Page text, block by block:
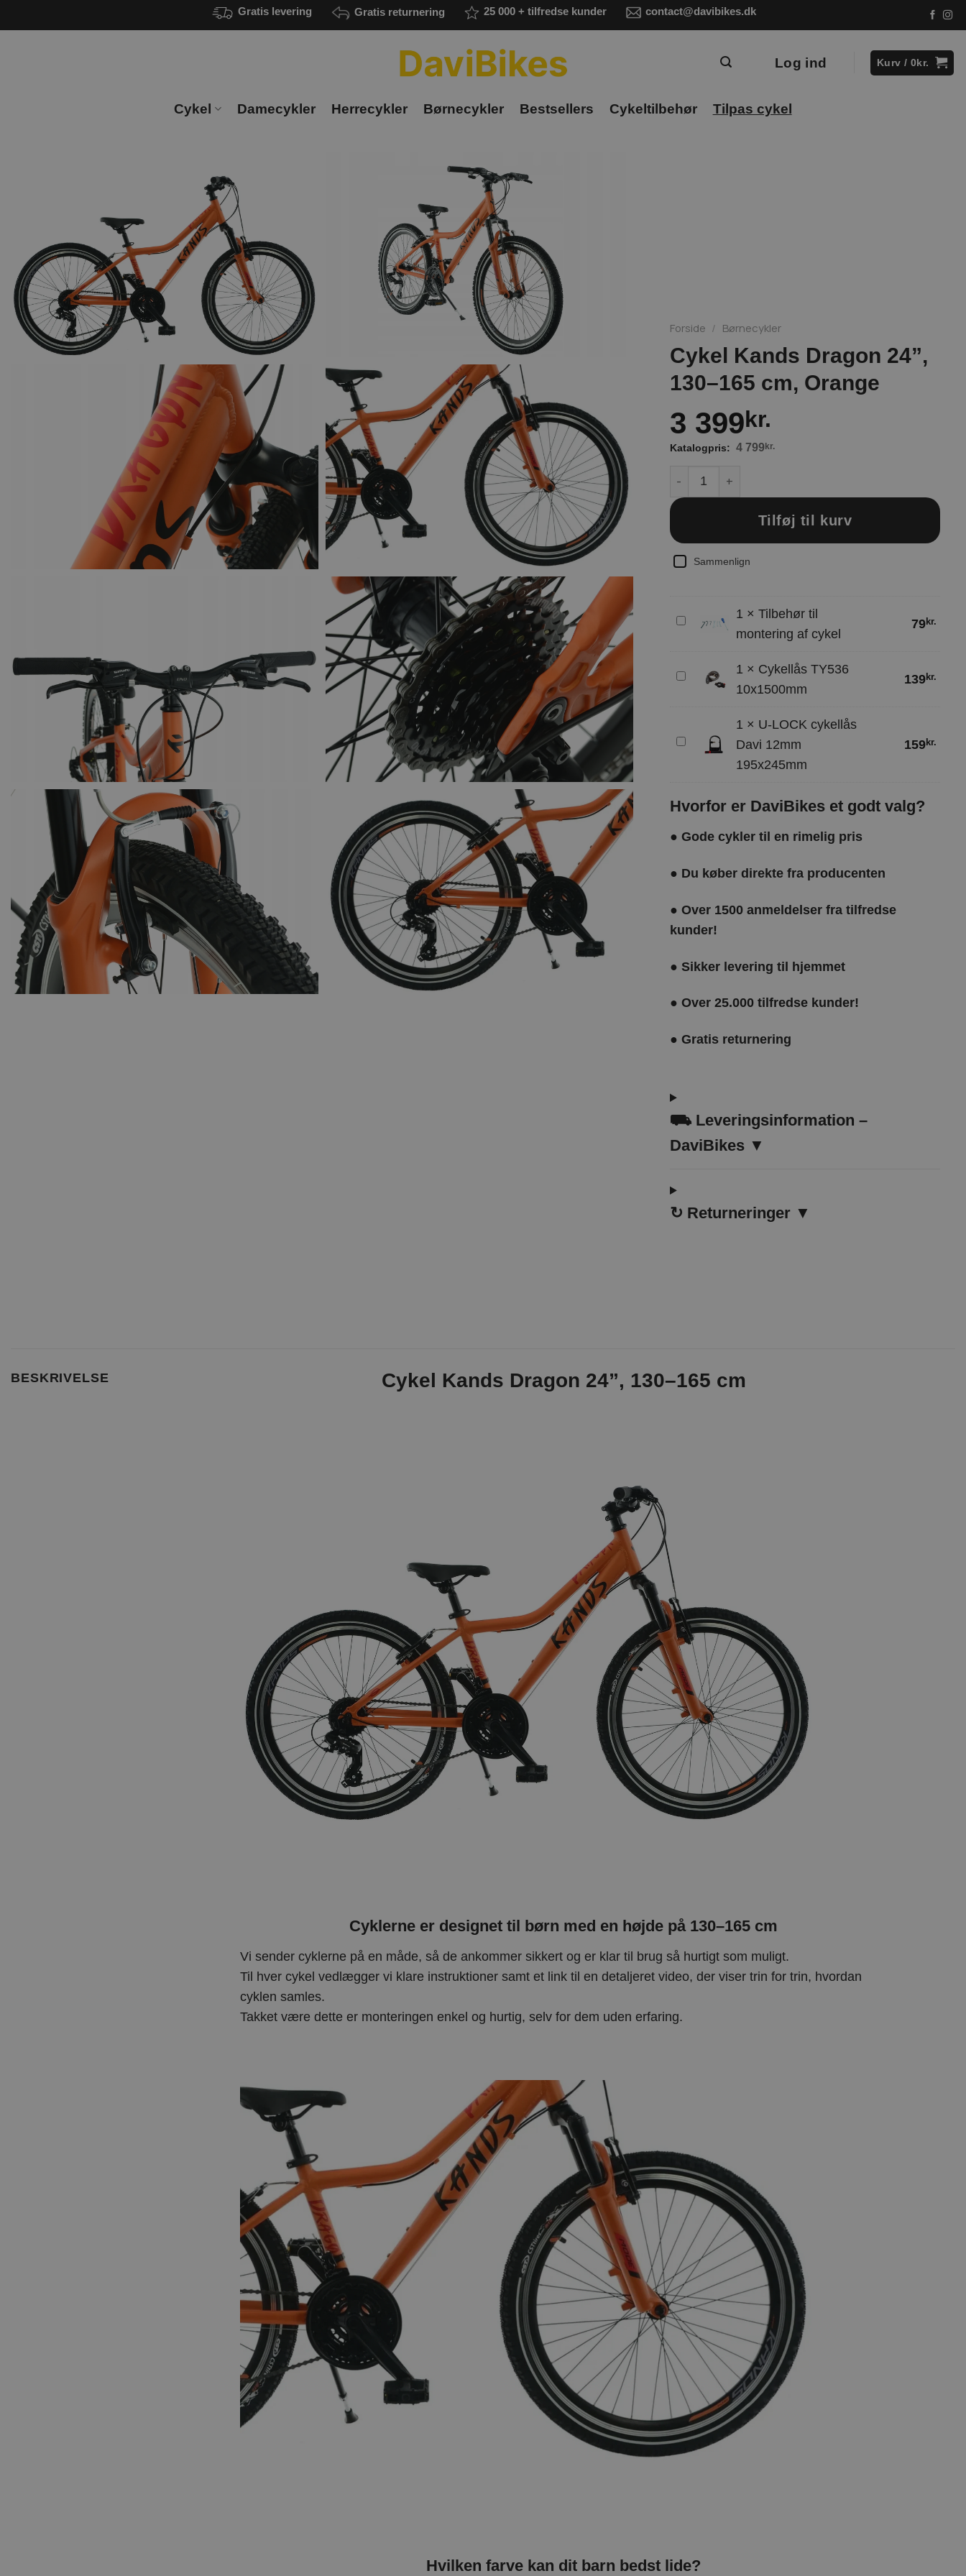
til
Gratis levering Gratis returnering 25 000 + tilfredse kunder contact@davibikes.dk
Log ind Kurv / 0kr.
Cykel Damecykler Herrecykler Børnecykler Bestsellers Cykeltilbehør Tilpas cykel
Forside / Børnecykler
Cykel Kands Dragon 24”,
130–165 cm, Orange
3 399kr.
4 799 kr.
Cykel Kands Dragon 24'', 130–165 cm, Orange antal
Tilføj til kurv
Sammenlign
Tilbehør
af
1 × Tilbehør til
montering af cykel
79kr.
Cykellås
1 × Cykellås TY536
10x1500mm
139kr.
U-
12mm
195x245mm
1 × U-LOCK cykellås
Davi 12mm
195x245mm
159kr.
Hvorfor er DaviBikes et godt valg?
● Gode cykler til en rimelig pris
● Du køber direkte fra producenten
● Over 1500 anmeldelser fra tilfredse
kunder!
● Sikker levering til hjemmet
● Over 25.000 tilfredse kunder!
● Gratis returnering
⛟ Leveringsinformation –
DaviBikes ▼
↻ Returneringer ▼
BESKRIVELSE Cykel Kands Dragon 24”, 130–165 cm
Cyklerne er designet til børn med en højde på 130–165 cm
Vi sender cyklerne på en måde, så de ankommer sikkert og er klar til brug så hurtigt som muligt.
Til hver cykel vedlægger vi klare instruktioner samt et link til en detaljeret video, der viser trin for trin, hvordan
cyklen samles.
Takket være dette er monteringen enkel og hurtig, selv for dem uden erfaring.
Hvilken farve kan dit barn bedst lide?